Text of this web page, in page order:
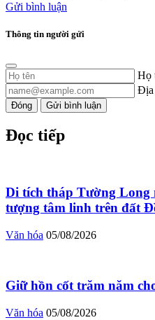
Gửi bình luận
Thông tin người gửi
Họ
Địa
Đóng Gửi bình luận
Đọc tiếp
Di tích tháp Tường Long
tượng tâm linh trên đất
Văn hóa 05/08/2026
Giữ hồn cốt trăm năm
Văn hóa 05/08/2026